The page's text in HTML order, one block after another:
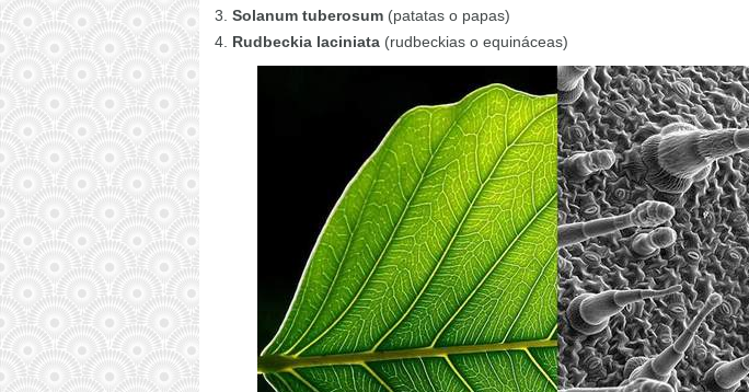
Solanum tuberosum (patatas o papas)
Rudbeckia laciniata (rudbeckias o equináceas)